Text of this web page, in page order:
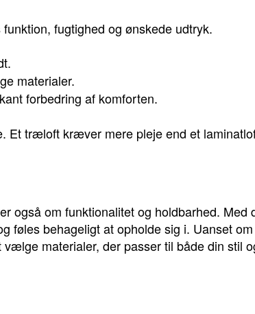
fugtighed og ønskede udtryk.
materialer.
forbedring af komforten.
Et træloft kræver mere pleje end et
også om funktionalitet og holdbarhed. Med
føles behageligt at opholde sig i. Uanset
materialer, der passer til både din stil